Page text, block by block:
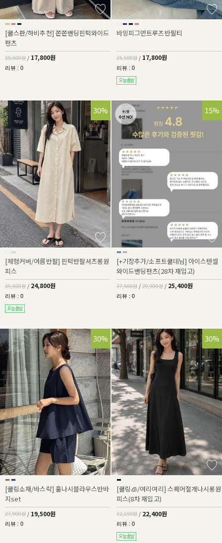
[쿨스판/하비추천] 쫀쫀밴딩핀턱와이드
팬츠
25,500원 / 17,800원
리뷰 : 0
바잉피그먼트루즈반팔티
25,500원 / 17,800원
리뷰 : 0
30%
[체형커버/여름반팔] 핀턱반팔셔츠롱원
피스
35,500원 / 24,800원
리뷰 : 0
32%
15%
[+기장추가/소프트쿨데님] 아이스텐셀
와이드밴딩팬츠(28차 재입고)
37,500원 / 29,900원 / 25,400원
리뷰 : 0
30%
[쿨링소재/바스락] 훌나시블라우스반바
지set
27,900원 / 19,500원
리뷰 : 0
30%
[쿨링🧊/여리여리] 스퀘어절개나시롱원
피스(8차 재입고)
32,100원 / 22,400원
리뷰 : 0